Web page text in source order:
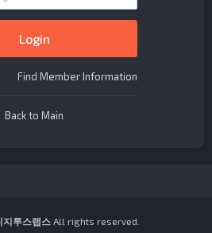
Login
Find Member Information
Back to Main
투스랩스 All rights reserved.